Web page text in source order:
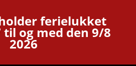
ferielukket
og med den 9/8
2026